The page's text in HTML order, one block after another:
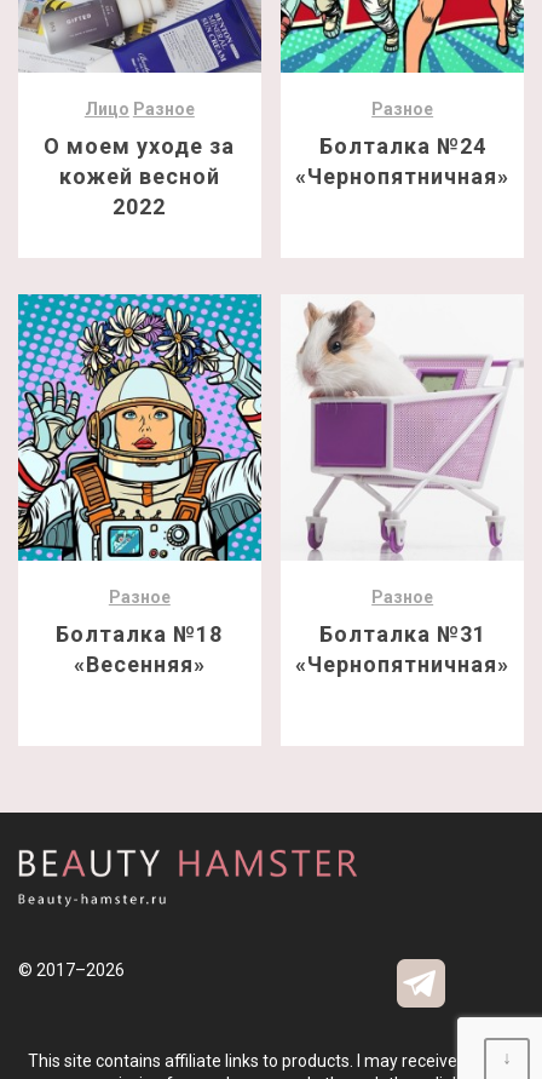
Лицо Разное
О моем уходе за
кожей весной
2022
Разное
Болталка №24
«Чернопятничная»
Разное
Болталка №18
«Весенняя»
Разное
Болталка №31
«Чернопятничная»
© 2017–2026
This site contains affiliate links to products. I may receive a small↓